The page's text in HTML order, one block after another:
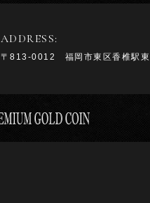
ADDRESS:
〒813-0012 福岡市東区香椎駅